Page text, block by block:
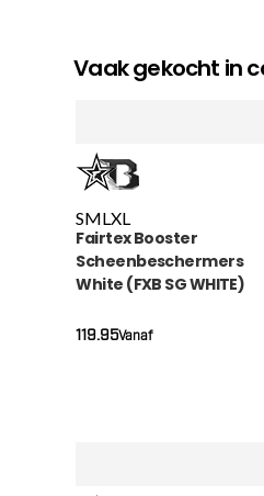
Vaak gekocht in
SMLXL
Fairtex Booster
Scheenbeschermers
White (FXB SG WHITE)
Vanaf
119.95